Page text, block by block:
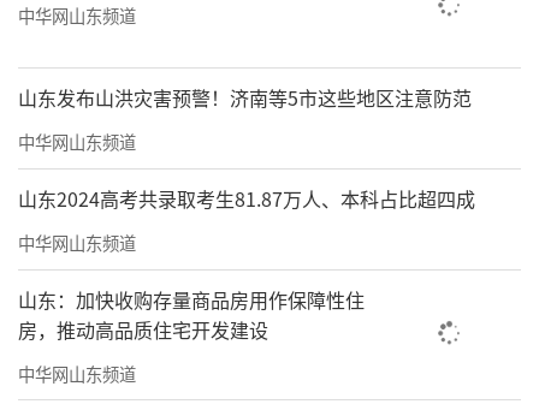
中华网山东频道
山东发布山洪灾害预警！济南等5市这些地区注意防范
中华网山东频道
山东2024高考共录取考生81.87万人、本科占比超四成
中华网山东频道
山东：加快收购存量商品房用作保障性住
房，推动高品质住宅开发建设
中华网山东频道